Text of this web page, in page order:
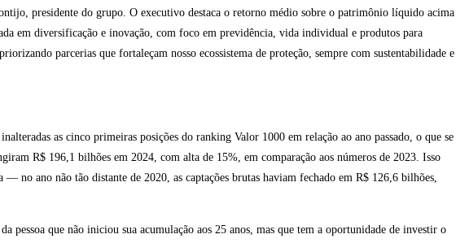
presidente do grupo. O executivo destaca o retorno médio sobre o patrimônio líquido acima
em diversificação e inovação, com foco em previdência, vida individual e produtos para
parcerias que fortaleçam nosso ecossistema de proteção, sempre com sustentabilidade e
as cinco primeiras posições do ranking Valor 1000 em relação ao ano passado, o que se
R$ 196,1 bilhões em 2024, com alta de 15%, em comparação aos números de 2023. Isso
no ano não tão distante de 2020, as captações brutas haviam fechado em R$ 126,6 bilhões,
pessoa que não iniciou sua acumulação aos 25 anos, mas que tem a oportunidade de investir o